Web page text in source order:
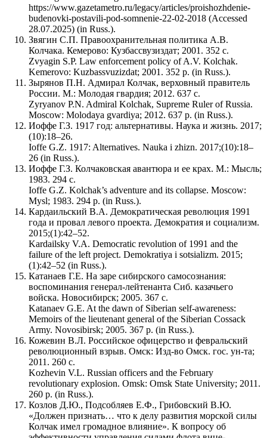
https://www.gazetametro.ru/legacy/articles/proishozhdenie-
budenovki-postavili-pod-somnenie-22-02-2018 (Accessed
28.07.2025) (in Russ.).
Звягин С.П. Правоохранительная политика А.В.
Колчака. Кемерово: Кузбассвузиздат; 2001. 352 с.
Zvyagin S.P. Law enforcement policy of A.V. Kolchak.
Kemerovo: Kuzbassvuzizdat; 2001. 352 p. (in Russ.).
Зырянов П.Н. Адмирал Колчак, верховный правитель
России. М.: Молодая гвардия; 2012. 637 с.
Zyryanov P.N. Admiral Kolchak, Supreme Ruler of Russia.
Moscow: Molodaya gvardiya; 2012. 637 p. (in Russ.).
Иоффе Г.З. 1917 год: альтернативы. Наука и жизнь. 2017;
(10):18–26.
Ioffe G.Z. 1917: Alternatives. Nauka i zhizn. 2017;(10):18–
26 (in Russ.).
Иоффе Г.З. Колчаковская авантюра и ее крах. М.: Мысль;
1983. 294 с.
Ioffe G.Z. Kolchak’s adventure and its collapse. Moscow:
Mysl; 1983. 294 p. (in Russ.).
Кардаильский В.А. Демократическая революция 1991
года и провал левого проекта. Демократия и социализм.
2015;(1):42–52.
Kardailsky V.A. Democratic revolution of 1991 and the
failure of the left project. Demokratiya i sotsializm. 2015;
(1):42–52 (in Russ.).
Катанаев Г.Е. На заре сибирского самосознания:
воспоминания генерал-лейтенанта Сиб. казачьего
войска. Новосибирск; 2005. 367 с.
Katanaev G.E. At the dawn of Siberian self-awareness:
Memoirs of the lieutenant general of the Siberian Cossack
Army. Novosibirsk; 2005. 367 p. (in Russ.).
Кожевин В.Л. Российское офицерство и февральский
революционный взрыв. Омск: Изд-во Омск. гос. ун-та;
2011. 260 с.
Kozhevin V.L. Russian officers and the February
revolutionary explosion. Omsk: Omsk State University; 2011.
260 p. (in Russ.).
Козлов Д.Ю., Подсобляев Е.Ф., Грибовский В.Ю.
«Должен признать… что к делу развития морской силы
Колчак имел громадное влияние». К вопросу об